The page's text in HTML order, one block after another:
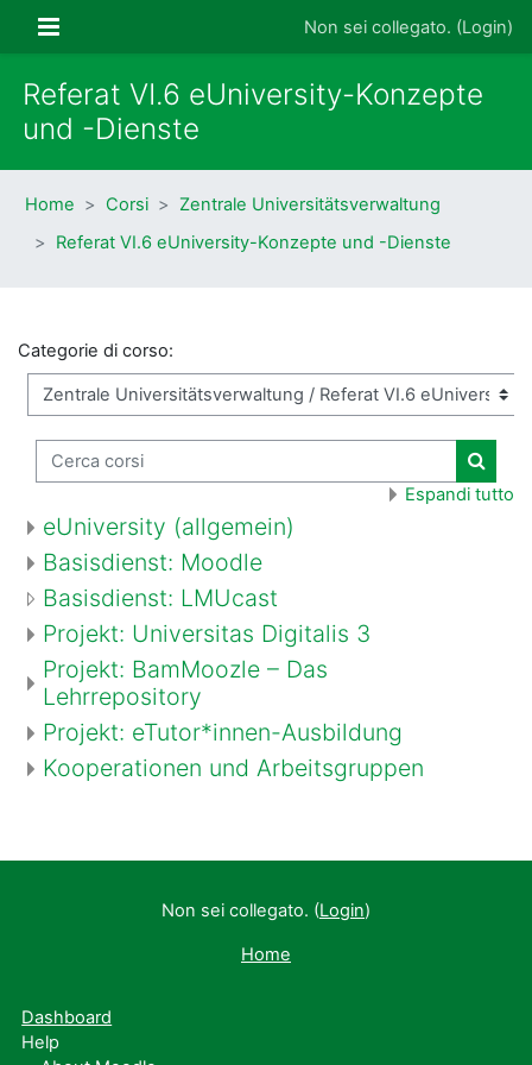
Pannello laterale Non sei collegato. (Login)
Referat VI.6 eUniversity-Konzepte
und -Dienste
Home Corsi
Zentrale Universitätsverwaltung
Referat VI.6 eUniversity-Konzepte und -Dienste
Categorie di corso:
Cerca corsi
Cerca
Espandi tutto
eUniversity (allgemein)
Basisdienst: Moodle
Basisdienst: LMUcast
Projekt: Universitas Digitalis 3
Projekt: BamMoozle – Das
Lehrrepository
Projekt: eTutor*innen-Ausbildung
Kooperationen und Arbeitsgruppen
Non sei collegato. (Login)
Home
Dashboard
Help